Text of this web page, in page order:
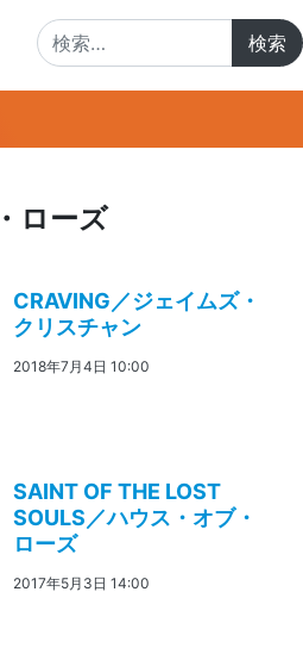
ローズ
CRAVING／ジェイムズ・
クリスチャン
2018年7月4日 10:00
SAINT OF THE LOST
SOULS／ハウス・オブ・
ローズ
2017年5月3日 14:00